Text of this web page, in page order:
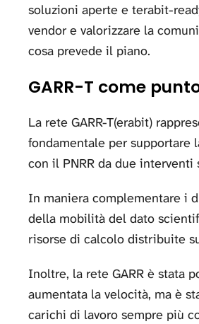
soluzioni aperte e terabit-
vendor e valorizzare la
cosa prevede il piano.
GARR-T come
La rete GARR-T(erabit)
fondamentale per supportare
con il PNRR da due
In maniera complementare i
della mobilità del dato
risorse di calcolo distribuite
Inoltre, la rete GARR è stata
aumentata la velocità, ma è
carichi di lavoro sempre più